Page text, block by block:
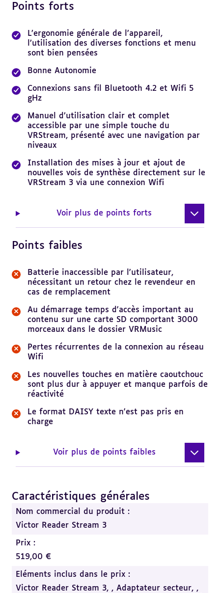
Points forts
L’ergonomie générale de l’appareil,
l’utilisation des diverses fonctions et menu
sont bien pensées
Bonne Autonomie
Connexions sans fil Bluetooth 4.2 et Wifi 5
gHz
Manuel d’utilisation clair et complet
accessible par une simple touche du
VRStream, présenté avec une navigation par
niveaux
Installation des mises à jour et ajout de
nouvelles vois de synthèse directement sur le
VRStream 3 via une connexion Wifi
Voir plus de points forts
Points faibles
Batterie inaccessible par l'utilisateur,
nécessitant un retour chez le revendeur en
cas de remplacement
Au démarrage temps d'accès important au
contenu sur une carte SD comportant 3000
morceaux dans le dossier VRMusic
Pertes récurrentes de la connexion au réseau
Wifi
Les nouvelles touches en matière caoutchouc
sont plus dur à appuyer et manque parfois de
réactivité
Le format DAISY texte n'est pas pris en
charge
Voir plus de points faibles
Revenir
Caractéristiques générales
Nom commercial du produit :
Victor Reader Stream 3
Prix :
519,00 €
Eléments inclus dans le prix :
Victor Reader Stream 3, , Adaptateur secteur, ,
Revenir
sommaire